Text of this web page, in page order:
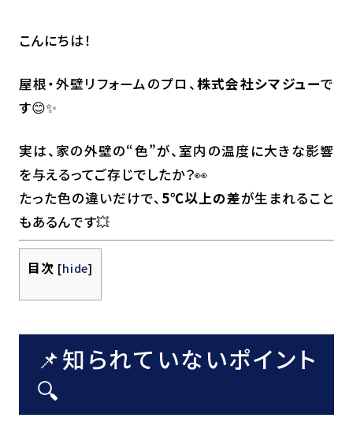
こんにちは！
屋根・外壁リフォームのプロ、 株式会社シマジューで
す😊✨
実は、家の外壁の“色”が、室内の温度に大きな影響
を与えるってご存じでしたか？👀
たった色の違いだけで、 5℃以上の差が生まれること
もあるんです💥
目次 [hide]
📌知られていないポイント
🔍